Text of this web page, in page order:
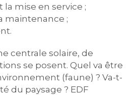
la mise en service ;
maintenance ;
centrale solaire, de
se posent. Quel va être
(faune) ? Va-t-
du paysage ? EDF